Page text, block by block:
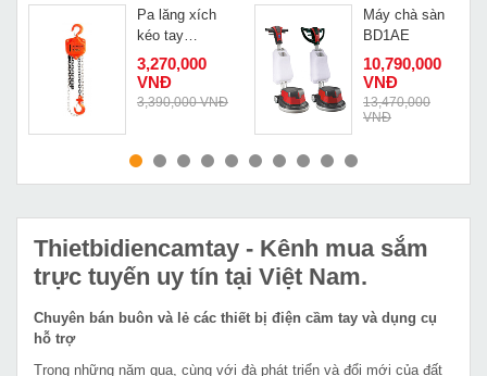
MUA NGAY
Pa lăng xích
kéo tay
Kawasaki 5
tấn 3m VC-5
3,270,000
VNĐ
3,390,000 VNĐ
MUA NGAY
Máy chà sàn
BD1AE
10,790,000
VNĐ
13,470,000
VNĐ
Thietbidiencamtay - Kênh mua sắm
trực tuyến uy tín tại Việt Nam.
Chuyên bán buôn và lẻ các thiết bị điện cầm tay và dụng cụ
hỗ trợ
Trong những năm qua, cùng với đà phát triển và đổi mới của đất